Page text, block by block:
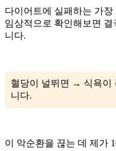
다이어트에 실패하는 가장
임상적으로 확인해보면
니다.
혈당이 널뛰면 → 식욕이
니다.
이 악순환을 끊는 데 제가